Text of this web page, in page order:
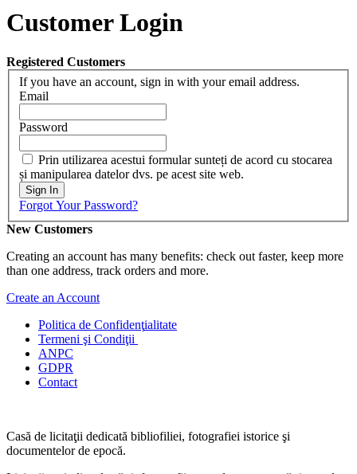
Customer Login
Registered Customers
If you have an account, sign in with your email address.
Email
Password
Prin utilizarea acestui formular sunteți de acord cu stocarea
și manipularea datelor dvs. pe acest site web.
Sign In
Forgot Your Password?
New Customers
Creating an account has many benefits: check out faster, keep more
than one address, track orders and more.
Create an Account
Politica de Confidenţialitate
Termeni şi Condiţii
ANPC
GDPR
Contact
Casă de licitaţii dedicată bibliofiliei, fotografiei istorice şi
documentelor de epocă.